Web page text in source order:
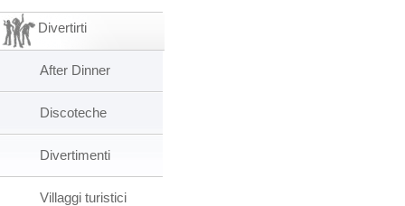
Divertirti
After Dinner
Discoteche
Divertimenti
Villaggi turistici